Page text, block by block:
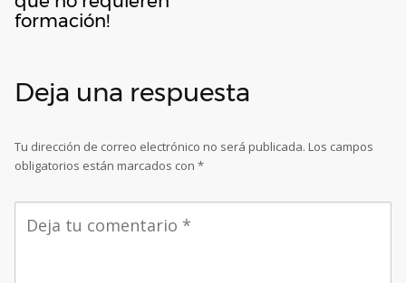
formación!
Deja una respuesta
Tu dirección de correo electrónico no será publicada. Los campos
obligatorios están marcados con *